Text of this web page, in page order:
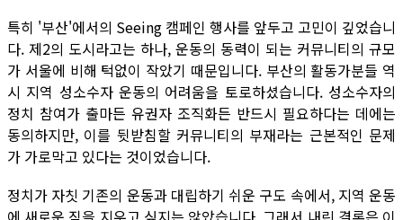
특히 '부산'에서의 Seeing 캠페인 행사를 앞두고 고민이 깊었습니
다. 제2의 도시라고는 하나, 운동의 동력이 되는 커뮤니티의 규모
가 서울에 비해 턱없이 작았기 때문입니다. 부산의 활동가분들 역
시 지역 성소수자 운동의 어려움을 토로하셨습니다. 성소수자의
정치 참여가 출마든 유권자 조직화든 반드시 필요하다는 데에는
동의하지만, 이를 뒷받침할 커뮤니티의 부재라는 근본적인 문제
가 가로막고 있다는 것이었습니다.
정치가 자칫 기존의 운동과 대립하기 쉬운 구도 속에서, 지역 운동